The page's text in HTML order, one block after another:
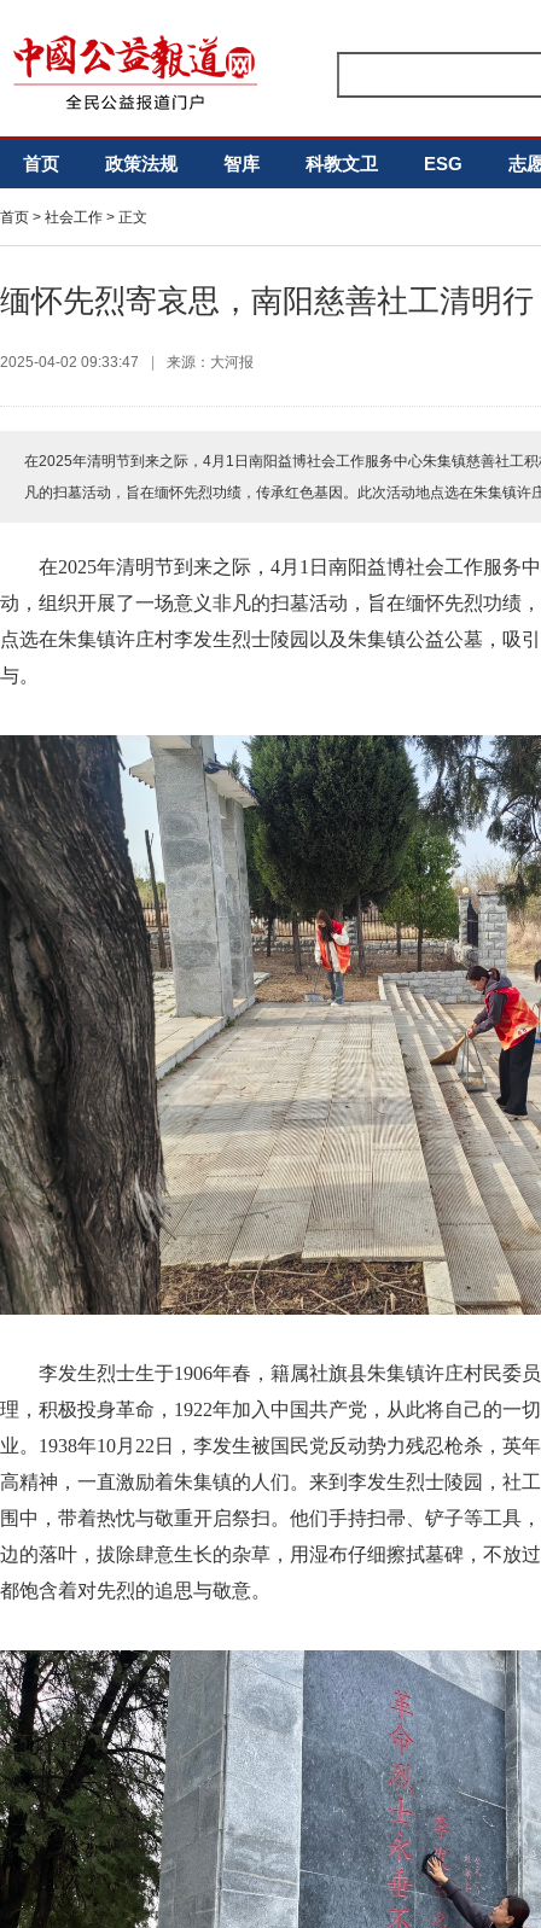
首页 政策法规 智库 科教文卫 ESG 志
首页 > 社会工作 > 正文
缅怀先烈寄哀思，南阳慈善社工清明行
2025-04-02 09:33:47 来源：大河报
在2025年清明节到来之际，4月1日南阳益博社会工作服务中心朱集镇慈善社工
凡的扫墓活动，旨在缅怀先烈功绩，传承红色基因。此次活动地点选在朱集镇许
在2025年清明节到来之际，4月1日南阳益博社会工作服务
动，组织开展了一场意义非凡的扫墓活动，旨在缅怀先烈功绩
点选在朱集镇许庄村李发生烈士陵园以及朱集镇公益公墓，吸
与。
李发生烈士生于1906年春，籍属社旗县朱集镇许庄村民委
理，积极投身革命，1922年加入中国共产党，从此将自己的一
业。1938年10月22日，李发生被国民党反动势力残忍枪杀，英
高精神，一直激励着朱集镇的人们。来到李发生烈士陵园，社
围中，带着热忱与敬重开启祭扫。他们手持扫帚、铲子等工具
边的落叶，拔除肆意生长的杂草，用湿布仔细擦拭墓碑，不放
都饱含着对先烈的追思与敬意。